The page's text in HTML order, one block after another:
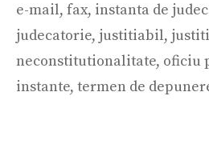
e-mail, fax, instanta de
judecatorie, justitiabil,
neconstitutionalitate, oficiu
instante, termen de